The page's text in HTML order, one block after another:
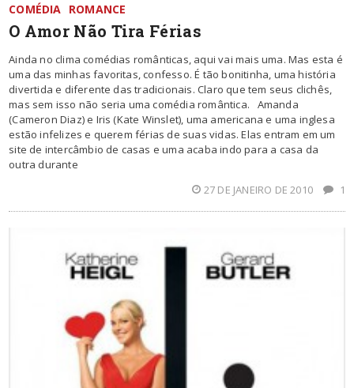
COMÉDIA ROMANCE
O Amor Não Tira Férias
Ainda no clima comédias românticas, aqui vai mais uma. Mas esta é
uma das minhas favoritas, confesso. É tão bonitinha, uma história
divertida e diferente das tradicionais. Claro que tem seus clichês,
mas sem isso não seria uma comédia romântica. Amanda
(Cameron Diaz) e Iris (Kate Winslet), uma americana e uma inglesa
estão infelizes e querem férias de suas vidas. Elas entram em um
site de intercâmbio de casas e uma acaba indo para a casa da
outra durante
27 DE JANEIRO DE 2010
1